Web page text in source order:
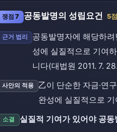
쟁점 7 공동발명의 성립요건 5점
근거 법리
공동발명자에 해당하
성에 실질적으로 기여
니다(대법원 2011. 7.
사안의 적용
乙이 단순한 자금·연
완성에 실질적으로
소결 실질적 기여가 있어야 공